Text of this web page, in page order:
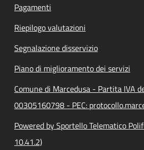
Pagamenti
Riepilogo valutazioni
Segnalazione disservizio
Piano di miglioramento dei servizi
Comune di Marcedusa - Partita IVA
00305160798 - PEC:
Powered by Sportello Telematico
10.41.2)